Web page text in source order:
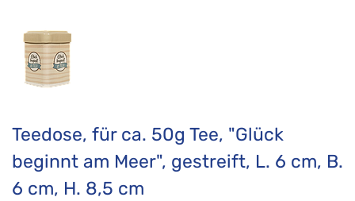
Teedose, für ca. 50g Tee, "Glück
beginnt am Meer", gestreift, L. 6 cm, B.
6 cm, H. 8,5 cm